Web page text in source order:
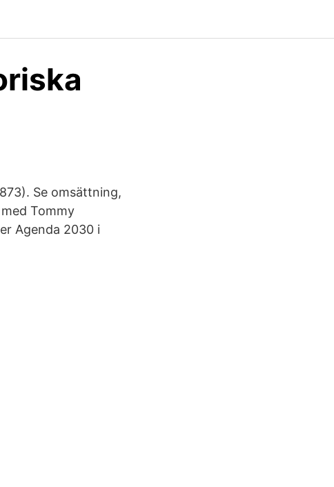
Se omsättning,
Tommy
Agenda 2030 i